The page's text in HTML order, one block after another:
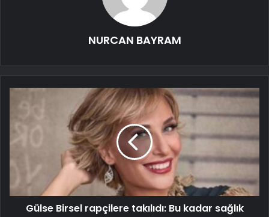
NURCAN BAYRAM
Gülse Birsel rapçilere takılıdı: Bu kadar sağlık